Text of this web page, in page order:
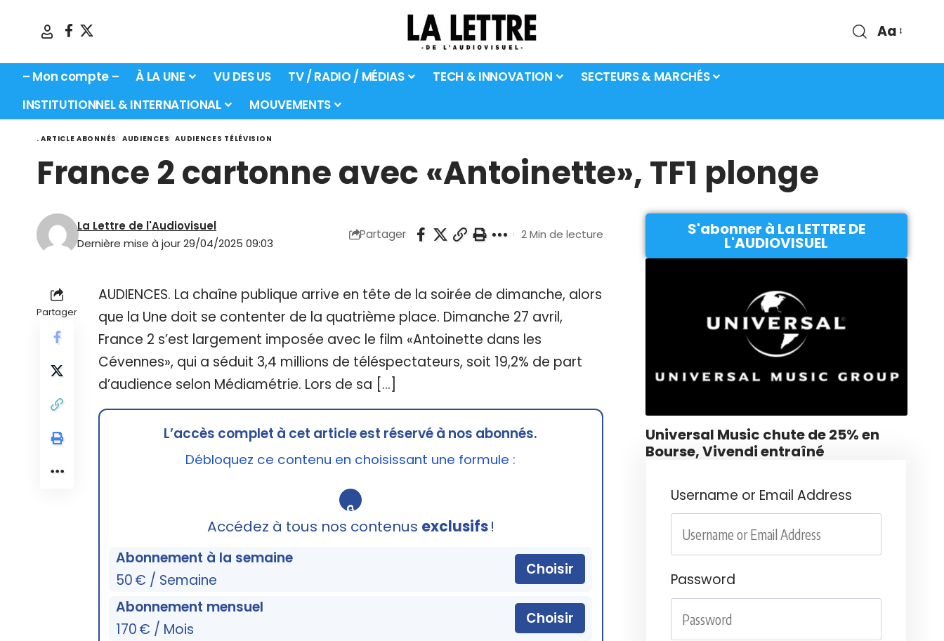
Aa
– Mon compte – À LA UNE VU DES US TV / RADIO / MÉDIAS TECH & INNOVATION
SECTEURS & MARCHÉS
INSTITUTIONNEL & INTERNATIONAL
MOUVEMENTS
. ARTICLE ABONNÉS AUDIENCES AUDIENCES TÉLÉVISION
France 2 cartonne avec «Antoinette», TF1 plonge
Dernière mise à jour 29/04/2025 09:03
La Lettre de l'Audiovisuel
Partager 2 Min de lecture
Partager
AUDIENCES. La chaîne publique arrive en tête de la soirée de dimanche, alors
que la Une doit se contenter de la quatrième place. Dimanche 27 avril,
France 2 s’est largement imposée avec le film «Antoinette dans les
Cévennes», qui a séduit 3,4 millions de téléspectateurs, soit 19,2% de part
d’audience selon Médiamétrie. Lors de sa […]
L’accès complet à cet article est réservé à nos abonnés.
Débloquez ce contenu en choisissant une formule :
🔒
Accédez à tous nos contenus exclusifs!
Abonnement à la semaine
50 € / Semaine
Choisir
Abonnement mensuel
170 € / Mois
Choisir
S'abonner à La LETTRE DE
L'AUDIOVISUEL
Universal Music chute de 25% en
Bourse, Vivendi entraîné
Username or Email Address
Password